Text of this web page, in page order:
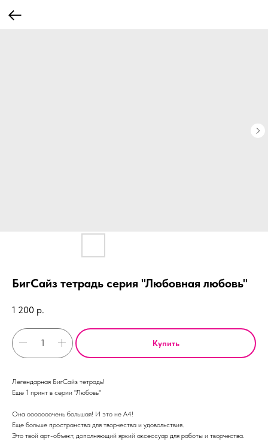
БигСайз тетрадь серия "Любовная любовь"
1 200 р.
Купить
Легендарная БигСайз тетрадь!
Еще 1 принт в серии "Любовь"
Она ооооооочень большая! И это не А4!
Еще больше пространства для творчества и удовольствия.
Это твой арт-объект, дополняющий яркий аксессуар для работы и творчества.